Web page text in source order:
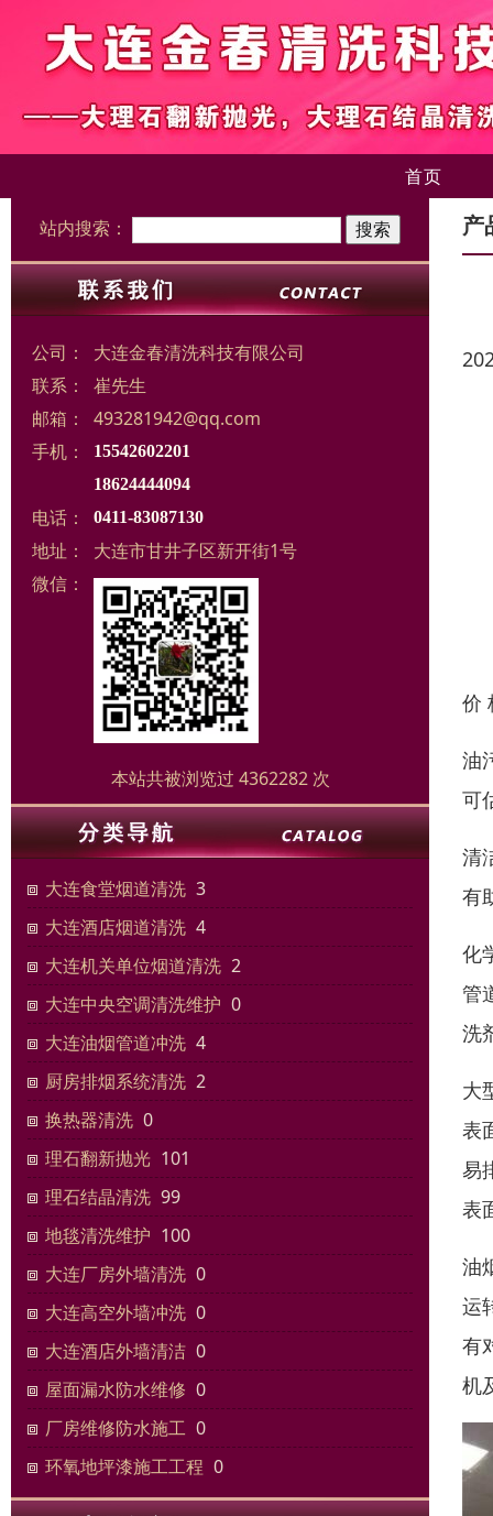
首页
站内搜索：
公司：
大连金春清洗科技有限公司
联系：
崔先生
邮箱：
493281942@qq.com
手机：
15542602201
18624444094
电话： 0411-83087130
地址：
大连市甘井子区新开街1号
微信：
本站共被浏览过 4362282 次
大连食堂烟道清洗 3
大连酒店烟道清洗 4
大连机关单位烟道清洗 2
大连中央空调清洗维护 0
大连油烟管道冲洗 4
厨房排烟系统清洗 2
换热器清洗 0
理石翻新抛光 101
理石结晶清洗 99
地毯清洗维护 100
大连厂房外墙清洗 0
大连高空外墙冲洗 0
大连酒店外墙清洁 0
屋面漏水防水维修 0
厂房维修防水施工 0
环氧地坪漆施工工程 0
产
价
油
可
清
有
化
管
洗
大
表
易
表
油
运
有
机